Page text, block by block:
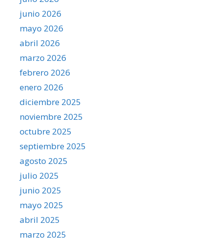
junio 2026
mayo 2026
abril 2026
marzo 2026
febrero 2026
enero 2026
diciembre 2025
noviembre 2025
octubre 2025
septiembre 2025
agosto 2025
julio 2025
junio 2025
mayo 2025
abril 2025
marzo 2025